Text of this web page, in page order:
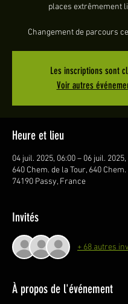
places extrêmement
Changement de parcours
Les inscriptions sont
Voir autres
Heure et lieu
04 juil. 2025, 06:00 – 06 juil. 2025,
640 Chem. de la Tour, 640
74190 Passy, France
Invités
+ 68 autres
À propos de l'événement